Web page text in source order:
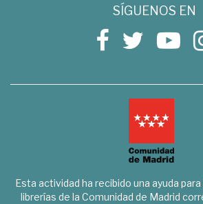
SÍGUENOS EN
Esta actividad ha recibido una ayuda
librerías de la Comunidad de Madrid